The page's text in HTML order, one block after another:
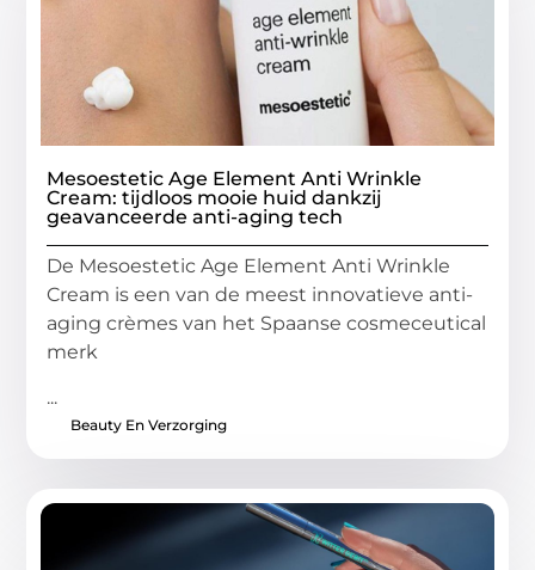
Mesoestetic Age Element Anti Wrinkle
Cream: tijdloos mooie huid dankzij
geavanceerde anti-aging tech
De Mesoestetic Age Element Anti Wrinkle
Cream is een van de meest innovatieve anti-
aging crèmes van het Spaanse cosmeceutical
merk
...
Beauty En Verzorging